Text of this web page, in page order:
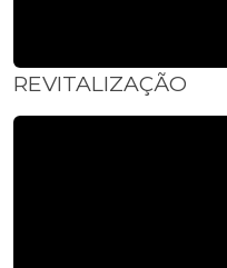
REVITALIZAÇÃO